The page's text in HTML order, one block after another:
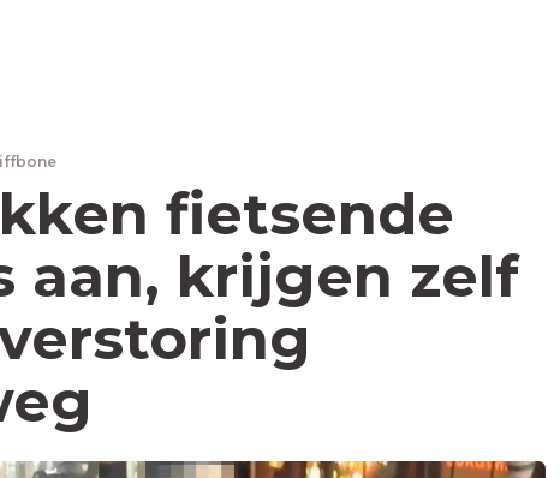
fietsende
aan, krijgen zelf